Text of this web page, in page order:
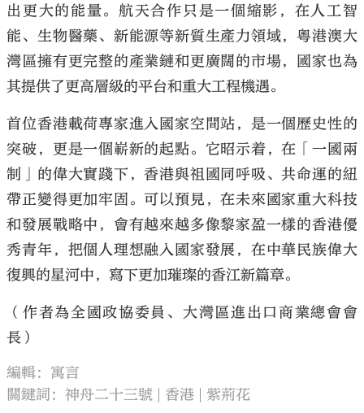
出更大的能量。航天合作只是一個縮影，在人工智
能、生物醫藥、新能源等新質生產力領域，粵港澳大
灣區擁有更完整的產業鏈和更廣闊的市場，國家也為
其提供了更高層級的平台和重大工程機遇。
首位香港載荷專家進入國家空間站，是一個歷史性的
突破，更是一個嶄新的起點。它昭示着，在「一國兩
制」的偉大實踐下，香港與祖國同呼吸、共命運的紐
帶正變得更加牢固。可以預見，在未來國家重大科技
和發展戰略中，會有越來越多像黎家盈一樣的香港優
秀青年，把個人理想融入國家發展，在中華民族偉大
復興的星河中，寫下更加璀璨的香江新篇章。
（作者為全國政協委員、大灣區進出口商業總會會
長）
編輯：寓言
關鍵詞：神舟二十三號 香港 紫荊花